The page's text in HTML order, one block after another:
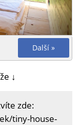
Další »
↓
zde:
tiny-house-